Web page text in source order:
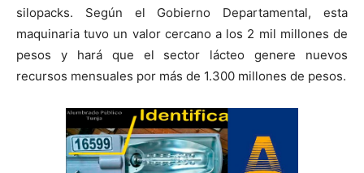
silopacks. Según el Gobierno Departamental, esta
maquinaria tuvo un valor cercano a los 2 mil millones de
pesos y hará que el sector lácteo genere nuevos
recursos mensuales por más de 1.300 millones de pesos.